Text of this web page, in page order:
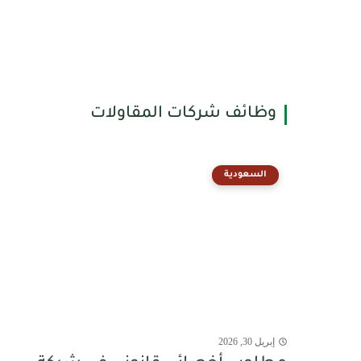
وظائف شركات المقاولات
السعودية
إبريل 30, 2026